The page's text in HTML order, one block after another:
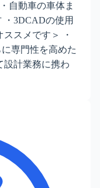
自動車の車体ま
・3DCADの使用
スメです＞ ・
専門性を高めた
設計業務に携わ